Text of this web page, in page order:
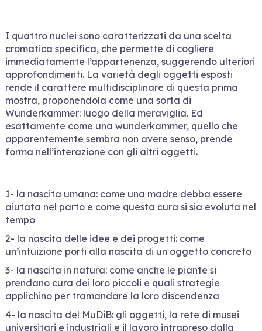
I quattro nuclei sono caratterizzati da una scelta
cromatica specifica, che permette di cogliere
immediatamente l’appartenenza, suggerendo ulteriori
approfondimenti. La varietà degli oggetti esposti
rende il carattere multidisciplinare di questa prima
mostra, proponendola come una sorta di
Wunderkammer: luogo della meraviglia. Ed
esattamente come una wunderkammer, quello che
apparentemente sembra non avere senso, prende
forma nell’interazione con gli altri oggetti.
1- la nascita umana: come una madre debba essere
aiutata nel parto e come questa cura si sia evoluta nel
tempo
2- la nascita delle idee e dei progetti: come
un’intuizione porti alla nascita di un oggetto concreto
3- la nascita in natura: come anche le piante si
prendano cura dei loro piccoli e quali strategie
applichino per tramandare la loro discendenza
4- la nascita del MuDiB: gli oggetti, la rete di musei
universitari e industriali e il lavoro intrapreso dalla